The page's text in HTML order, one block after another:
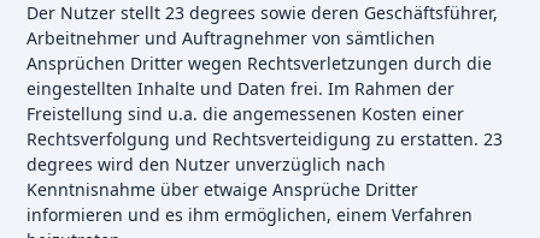
Der Nutzer stellt 23 degrees sowie deren Geschäftsführer,
Arbeitnehmer und Auftragnehmer von sämtlichen
Ansprüchen Dritter wegen Rechtsverletzungen durch die
eingestellten Inhalte und Daten frei. Im Rahmen der
Freistellung sind u.a. die angemessenen Kosten einer
Rechtsverfolgung und Rechtsverteidigung zu erstatten. 23
degrees wird den Nutzer unverzüglich nach
Kenntnisnahme über etwaige Ansprüche Dritter
informieren und es ihm ermöglichen, einem Verfahren